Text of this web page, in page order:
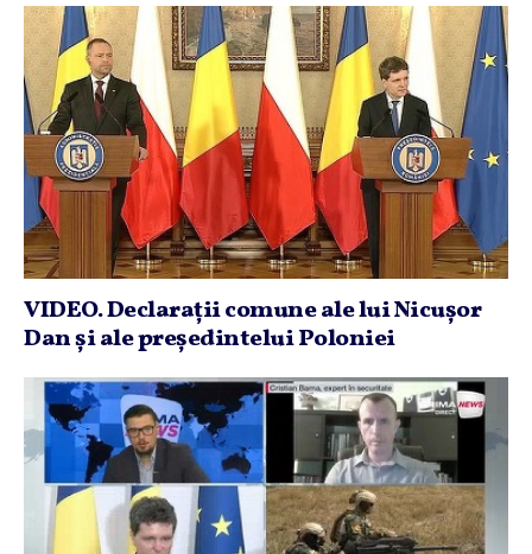
VIDEO. Declaraţii comune ale lui Nicuşor
Dan şi ale preşedintelui Poloniei